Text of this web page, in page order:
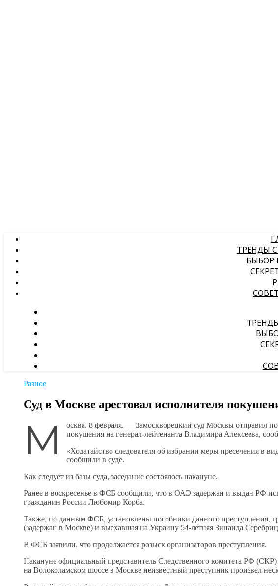
ТРЕНДЫ
ВЫБОР
Разное
Суд в Москве арестовал исполнителя
М
осква. 8 февраля. — Замоскворецкий суд Москвы отправил
покушения на генерал-лейтенанта Владимира Алексеева,
«Ходатайство следователя об избрании меры пресечения в
сообщили в суде.
Как следует из базы суда, заседание состоялось накануне.
Ранее в воскресенье в ФСБ сообщили, что в ОАЭ задержан и выдан РФ
гражданин России Любомир Корба.
Также, по данным ФСБ, установлены пособники данного преступления,
(задержан в Москве) и выехавшая на Украину 54-летняя Зинаида
В ФСБ заявили, что продолжается розыск организаторов преступления.
Накануне официальный представитель Следственного комитета РФ
на Волоколамском шоссе в Москве неизвестный преступник произвел